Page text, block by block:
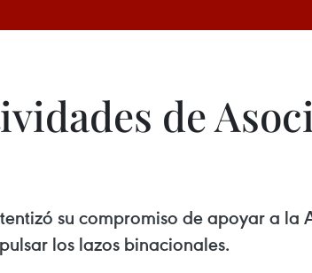
de
su compromiso de apoyar a
los lazos binacionales.